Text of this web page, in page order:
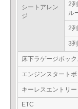
シートアレン
ジ
2
ル
2
3
床下ラゲージボック
エンジンスタートボ
キーレスエントリー
ETC